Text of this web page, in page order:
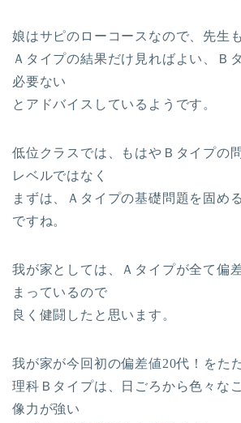
娘はサピのローコースなので、先生も
Ａタイプの結果だけ見ればよい、Ｂ
必要ない
とアドバイスしているようです。
低位クラスでは、もはやＢタイプの
レベルではなく
まずは、Ａタイプの基礎問題を固め
ですね。
我が家としては、Ａタイプが全て偏
まっているので
良く健闘したと思います。
我が家が今回初の偏差値20代！をた
理科Ｂタイプは、日ごろから色々な
像力が強い